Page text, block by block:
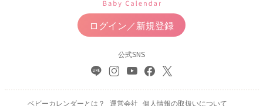
ログイン／新規登録
公式SNS
ベビーカレンダーとは？ 運営会社 個人情報の取扱いについて